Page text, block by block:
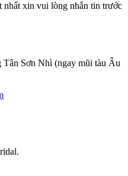
xin vui lòng nhắn tin trước
Sơn Nhì (ngay mũi tàu Âu